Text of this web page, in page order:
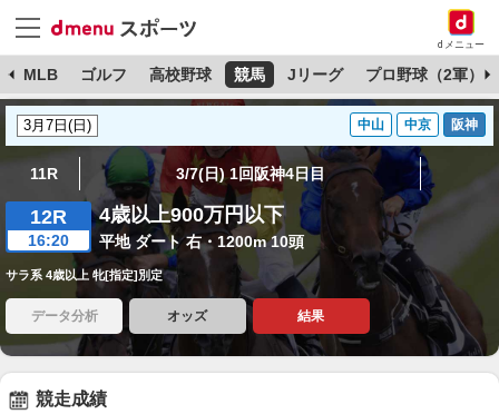
dメニュー
MLB ゴルフ 高校野球 競馬 Jリーグ プロ野球（2軍）
中山 中京 阪神
11R 3/7(日) 1回阪神4日目
12R
16:20
4歳以上900万円以下
平地 ダート 右・1200m 10頭
サラ系 4歳以上 牝[指定]別定
データ分析 オッズ 結果
競走成績